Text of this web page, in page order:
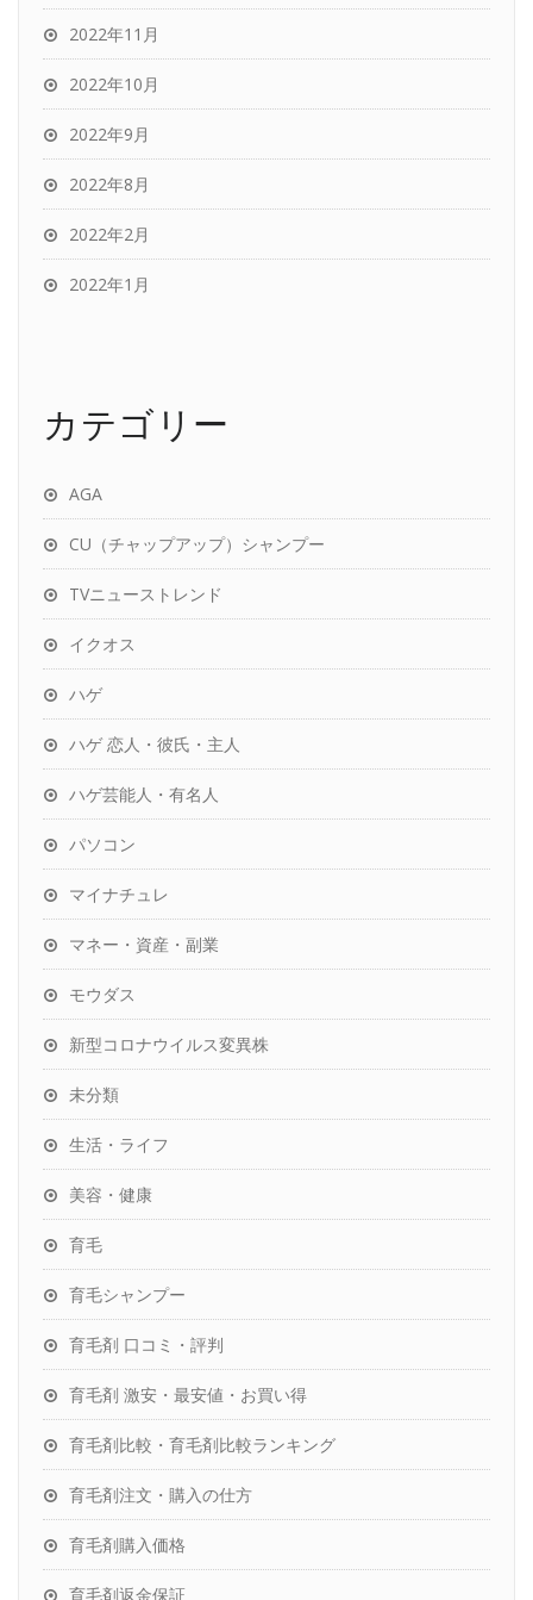
2022年11月
2022年10月
2022年9月
2022年8月
2022年2月
2022年1月
カテゴリー
AGA
CU（チャップアップ）シャンプー
TVニューストレンド
イクオス
ハゲ
ハゲ 恋人・彼氏・主人
ハゲ芸能人・有名人
パソコン
マイナチュレ
マネー・資産・副業
モウダス
新型コロナウイルス変異株
未分類
生活・ライフ
美容・健康
育毛
育毛シャンプー
育毛剤 口コミ・評判
育毛剤 激安・最安値・お買い得
育毛剤比較・育毛剤比較ランキング
育毛剤注文・購入の仕方
育毛剤購入価格
育毛剤返金保証